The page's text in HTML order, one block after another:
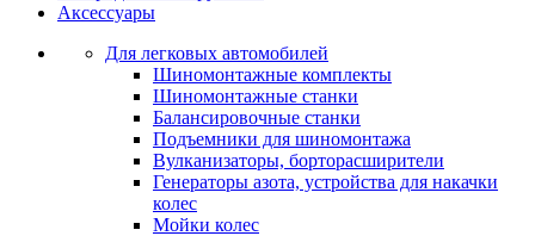
Аксессуары
Для легковых автомобилей
Шиномонтажные комплекты
Шиномонтажные станки
Балансировочные станки
Подъемники для шиномонтажа
Вулканизаторы, борторасширители
Генераторы азота, устройства для накачки
колес
Мойки колес